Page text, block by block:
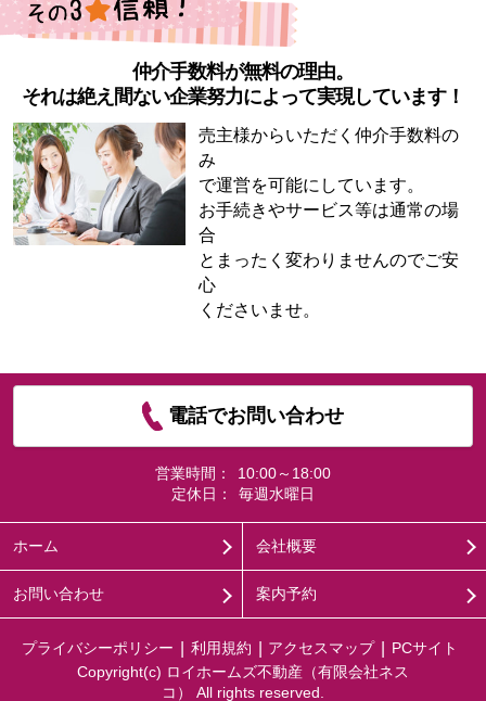
仲介手数料が無料の理由。
それは絶え間ない企業努力によって実現しています！
売主様からいただく仲介手数料の
み
で運営を可能にしています。
お手続きやサービス等は通常の場
合
とまったく変わりませんのでご安
心
くださいませ。
電話でお問い合わせ
営業時間：
10:00～18:00
定休日：
毎週水曜日
ホーム 会社概要
お問い合わせ 案内予約
プライバシーポリシー 利用規約 アクセスマップ
PCサイト
Copyright(c) ロイホームズ不動産（有限会社ネス
コ） All rights reserved.